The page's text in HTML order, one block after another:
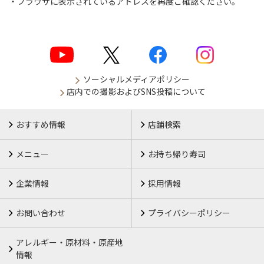
ソーシャルメディアポリシー
店内での撮影およびSNS投稿について
おすすめ情報 店舗検索
メニュー お持ち帰り寿司
企業情報 採用情報
お問い合わせ プライバシーポリシー
アレルギー・原材料・原産地
情報